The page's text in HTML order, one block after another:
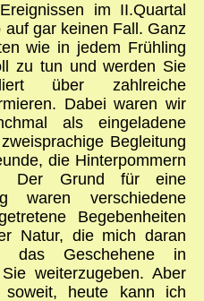
im II.Quartal
gar keinen Fall. Ganz
wie in jedem Frühling
zu tun und werden Sie
über zahlreiche
Dabei waren wir
als eingeladene
Begleitung
die Hinterpommern
Der Grund für eine
waren verschiedene
Begebenheiten
Natur, die mich daran
das Geschehene in
weiterzugeben. Aber
heute kann ich